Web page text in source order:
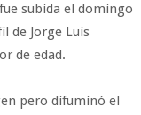
subida el domingo
de Jorge Luis
de edad.
pero difuminó el